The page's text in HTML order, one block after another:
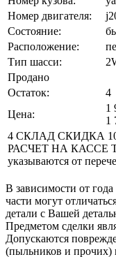
Номер двигателя:
Состояние:
Расположение:
Тип шасси:
Продано
Остаток:
4
Цена:
1
1
4 СКЛАД СКИДКА
РАСЧЕТ НА КАССЕ
указываются от
В зависимости от
части могут
детали с Вашей
Предметом сделки
Допускаются
(пыльников и прочих)